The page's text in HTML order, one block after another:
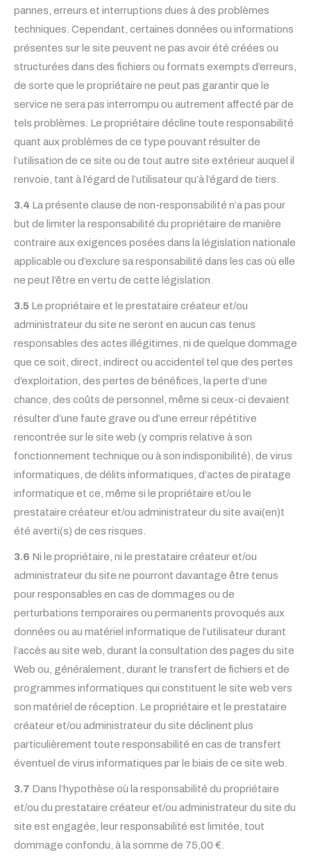
pannes, erreurs et interruptions dues à des problèmes
techniques. Cependant, certaines données ou informations
présentes sur le site peuvent ne pas avoir été créées ou
structurées dans des fichiers ou formats exempts d’erreurs,
de sorte que le propriétaire ne peut pas garantir que le
service ne sera pas interrompu ou autrement affecté par de
tels problèmes. Le propriétaire décline toute responsabilité
quant aux problèmes de ce type pouvant résulter de
l’utilisation de ce site ou de tout autre site extérieur auquel il
renvoie, tant à l’égard de l’utilisateur qu’à l’égard de tiers.
3.4 La présente clause de non-responsabilité n’a pas pour
but de limiter la responsabilité du propriétaire de manière
contraire aux exigences posées dans la législation nationale
applicable ou d’exclure sa responsabilité dans les cas où elle
ne peut l’être en vertu de cette législation.
3.5 Le propriétaire et le prestataire créateur et/ou
administrateur du site ne seront en aucun cas tenus
responsables des actes illégitimes, ni de quelque dommage
que ce soit, direct, indirect ou accidentel tel que des pertes
d’exploitation, des pertes de bénéfices, la perte d’une
chance, des coûts de personnel, même si ceux-ci devaient
résulter d’une faute grave ou d’une erreur répétitive
rencontrée sur le site web (y compris relative à son
fonctionnement technique ou à son indisponibilité), de virus
informatiques, de délits informatiques, d’actes de piratage
informatique et ce, même si le propriétaire et/ou le
prestataire créateur et/ou administrateur du site avai(en)t
été averti(s) de ces risques.
3.6 Ni le propriétaire, ni le prestataire créateur et/ou
administrateur du site ne pourront davantage être tenus
pour responsables en cas de dommages ou de
perturbations temporaires ou permanents provoqués aux
données ou au matériel informatique de l’utilisateur durant
l’accès au site web, durant la consultation des pages du site
Web ou, généralement, durant le transfert de fichiers et de
programmes informatiques qui constituent le site web vers
son matériel de réception. Le propriétaire et le prestataire
créateur et/ou administrateur du site déclinent plus
particulièrement toute responsabilité en cas de transfert
éventuel de virus informatiques par le biais de ce site web.
3.7 Dans l’hypothèse où la responsabilité du propriétaire
et/ou du prestataire créateur et/ou administrateur du site du
site est engagée, leur responsabilité est limitée, tout
dommage confondu, à la somme de 75,00 €.